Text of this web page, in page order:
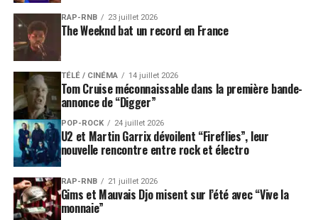
RAP-RNB 23 juillet 2026
The Weeknd bat un record en France
TÉLÉ / CINÉMA 14 juillet 2026
Tom Cruise méconnaissable dans la première bande-
annonce de “Digger”
POP-ROCK 24 juillet 2026
U2 et Martin Garrix dévoilent “Fireflies”, leur
nouvelle rencontre entre rock et électro
RAP-RNB 21 juillet 2026
Gims et Mauvais Djo misent sur l’été avec “Vive la
monnaie”